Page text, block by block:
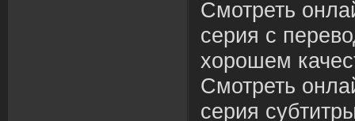
Смотреть
серия с
хорошем
Смотреть
серия